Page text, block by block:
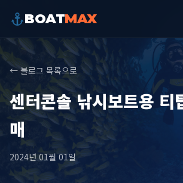
BOATMAX
← 블로그 목록으로
센터콘솔 낚시보트용 티
매
2024년 01월 01일